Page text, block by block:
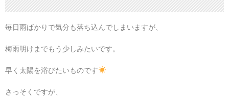
毎日雨ばかりで気分も落ち込んでしまいますが、
梅雨明けまでもう少しみたいです。
早く太陽を浴びたいものです
さっそくですが、